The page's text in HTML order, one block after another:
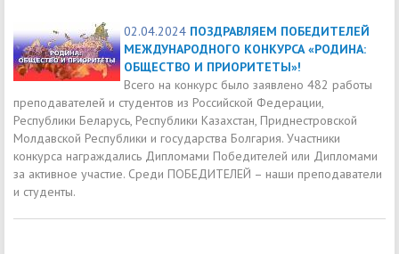
02.04.2024 ПОЗДРАВЛЯЕМ ПОБЕДИТЕЛЕЙ
МЕЖДУНАРОДНОГО КОНКУРСА «РОДИНА:
ОБЩЕСТВО И ПРИОРИТЕТЫ»!
Всего на конкурс было заявлено 482 работы
преподавателей и студентов из Российской Федерации,
Республики Беларусь, Республики Казахстан, Приднестровской
Молдавской Республики и государства Болгария. Участники
конкурса награждались Дипломами Победителей или Дипломами
за активное участие. Среди ПОБЕДИТЕЛЕЙ – наши преподаватели
и студенты.